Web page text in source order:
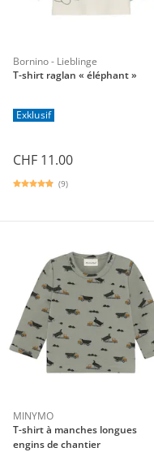
Bornino - Lieblinge
T-shirt raglan « éléphant »
Exklusif
CHF 11.00
(9)
MINYMO
T-shirt à manches longues
engins de chantier